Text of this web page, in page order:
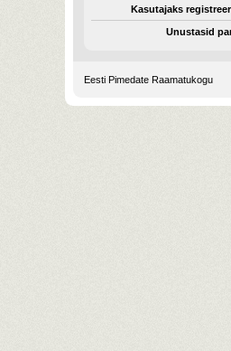
Kasutajaks
Unustasid
Eesti Pimedate Raamatukogu